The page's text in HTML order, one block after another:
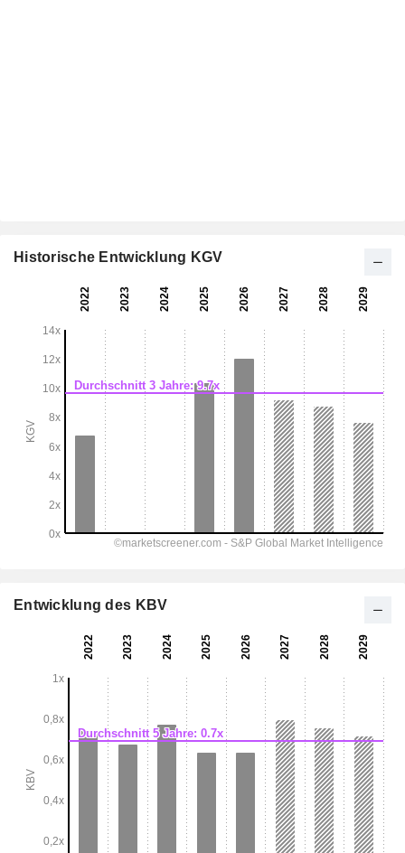
Historische Entwicklung KGV
Entwicklung des KBV